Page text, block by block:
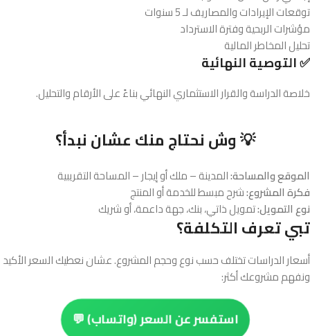
توقعات الإيرادات والمصاريف لـ 5 سنوات
مؤشرات الربحية وفترة الاسترداد
تحليل المخاطر المالية
✅ التوصية النهائية
خلاصة الدراسة والقرار الاستثماري النهائي بناءً على الأرقام والتحليل.
💡 وش نحتاج منك عشان نبدأ؟
الموقع والمساحة:المدينة – ملك أو إيجار – المساحة التقريبية
فكرة المشروع:شرح مبسط للخدمة أو المنتج
نوع التمويل:تمويل ذاتي، بنك، جهة داعمة، أو شريك
تبي تعرف التكلفة؟
أسعار الدراسات تختلف حسب نوع وحجم المشروع. عشان نعطيك السعر الأكيد
ونفهم مشروعك أكثر:
استفسر عن السعر (واتساب) 💬